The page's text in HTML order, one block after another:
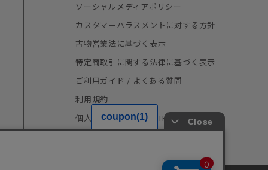
ソーシャルメディアポリシー
カスタマーハラスメントに対する方針
古物営業法に基づく表示
特定商取引に関する法律に基づく表示
ご利用ガイド / よくある質問
利用規約
個人情報の取り扱い（TRUSTe）